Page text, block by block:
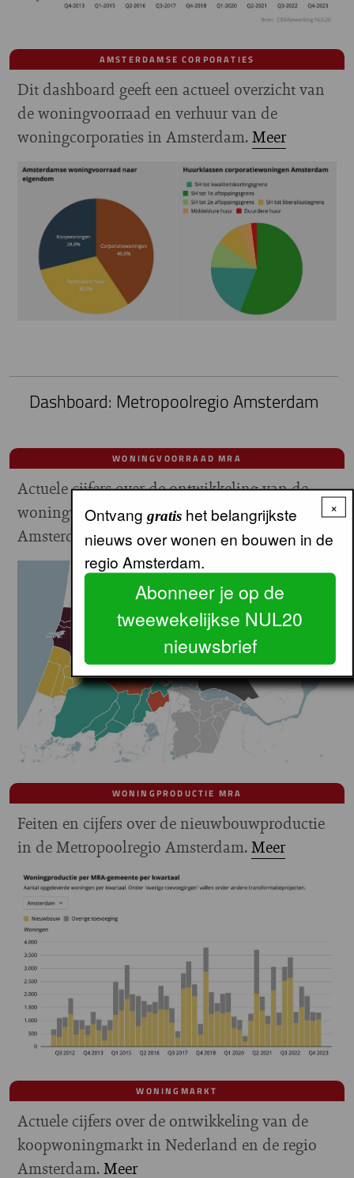
AMSTERDAMSE CORPORATIES
Dit dashboard geeft een actueel overzicht van
de woningvoorraad en verhuur van de
woningcorporaties in Amsterdam.Meer
Dashboard: Metropoolregio Amsterdam
WONINGVOORRAAD MRA
Actuele cijfers over de ontwikkeling van de
woningvoorraad in de Metropoolregio
Amsterdam.Meer
WONINGPRODUCTIE MRA
Feiten en cijfers over de nieuwbouwproductie
in de Metropoolregio Amsterdam.Meer
WONINGMARKT
Actuele cijfers over de ontwikkeling van de
koopwoningmarkt in Nederland en de regio
Amsterdam.Meer
×
Ontvang gratishet belangrijkste
nieuws over wonen en bouwen in de
regio Amsterdam.
Abonneer je op de
tweewekelijkse NUL20
nieuwsbrief